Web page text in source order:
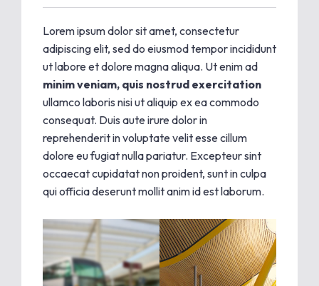
Lorem ipsum dolor sit amet, consectetur
adipiscing elit, sed do eiusmod tempor incididunt
ut labore et dolore magna aliqua. Ut enim ad
minim veniam, quis nostrud exercitation
ullamco laboris nisi ut aliquip ex ea commodo
consequat. Duis aute irure dolor in
reprehenderit in voluptate velit esse cillum
dolore eu fugiat nulla pariatur. Excepteur sint
occaecat cupidatat non proident, sunt in culpa
qui officia deserunt mollit anim id est laborum.